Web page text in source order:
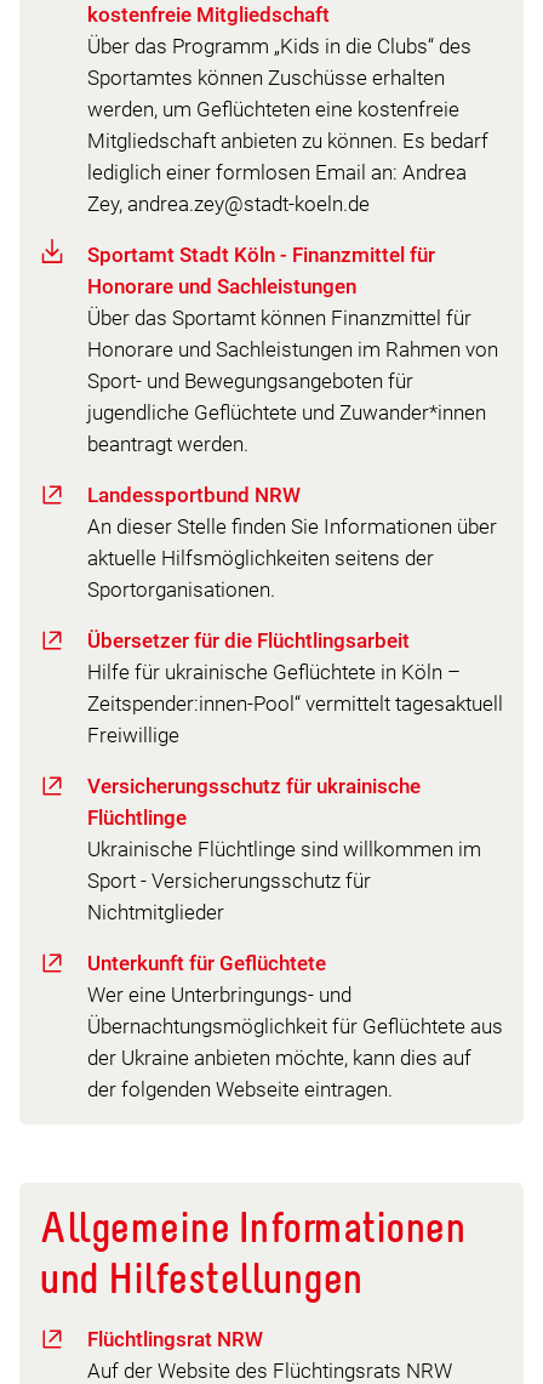
kostenfreie Mitgliedschaft
Über das Programm „Kids in die Clubs“ des
Sportamtes können Zuschüsse erhalten
werden, um Geflüchteten eine kostenfreie
Mitgliedschaft anbieten zu können. Es bedarf
lediglich einer formlosen Email an: Andrea
Zey, andrea.zey@stadt-koeln.de
Sportamt Stadt Köln - Finanzmittel für
Honorare und Sachleistungen
Über das Sportamt können Finanzmittel für
Honorare und Sachleistungen im Rahmen von
Sport- und Bewegungsangeboten für
jugendliche Geflüchtete und Zuwander*innen
beantragt werden.
Landessportbund NRW
An dieser Stelle finden Sie Informationen über
aktuelle Hilfsmöglichkeiten seitens der
Sportorganisationen.
Übersetzer für die Flüchtlingsarbeit
Hilfe für ukrainische Geflüchtete in Köln –
Zeitspender:innen-Pool“ vermittelt tagesaktuell
Freiwillige
Versicherungsschutz für ukrainische
Flüchtlinge
Ukrainische Flüchtlinge sind willkommen im
Sport - Versicherungsschutz für
Nichtmitglieder
Unterkunft für Geflüchtete
Wer eine Unterbringungs- und
Übernachtungsmöglichkeit für Geflüchtete aus
der Ukraine anbieten möchte, kann dies auf
der folgenden Webseite eintragen.
Allgemeine Informationen
und Hilfestellungen
Flüchtlingsrat NRW
Auf der Website des Flüchtingsrats NRW